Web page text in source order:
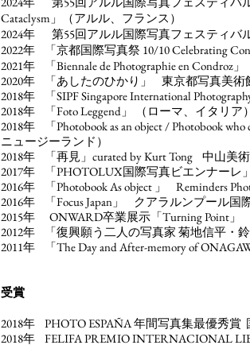
Cataclysm」
（アルル、フランス）
2024年 第55回アルル国際写真フェスティバ
2022年 「京都国際写真祭 10/10 Celebrating
2021年 「Biennale de Photographie en Condroz」
2020年 「あしたのひかり」 東京都写真美術
2018年 「SIPF Singapore International
2018年 「Foto Leggend」
（ローマ、イタリア）
2018年 「Photobook as an object / Photobook who
ニュージーランド）
2018年 「再見」curated by Kurt Tong 中山美
2017年 「PHOTOLUX国際写真ビエンナーレ
2016年 「Photobook As object 」 Reminders
2016年 「Focus Japan」 クアラルンプール国
2015年 ONWARD卒業展示「Turning Point」
2012年 「復興願う二人の写真家 菊地信平・
2011年 「The Day and After-memory of
受賞
2018年 PHOTO ESPAÑA 年間写真集最優秀賞
2018年 FELIFA PREMIO INTERNACIONAL